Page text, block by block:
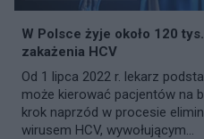
W Polsce żyje około 120
zakażenia HCV
Od 1 lipca 2022 r. lekarz
może kierować pacjentów na
krok naprzód w procesie
wirusem HCV, wywołującym...